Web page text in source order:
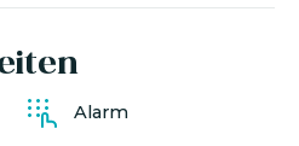
Alarm